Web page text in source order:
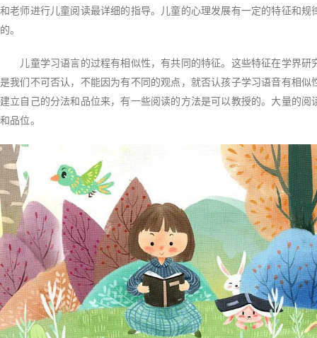
和老师进行儿童阅读最详细的指导。儿童的心理发展有一定的特征和规
的。
儿童学习语言的过程有相似性，有共同的特征。这些特征在学界研
是我们不可否认，不能因为有不同的观点，就否认孩子学习语音有相似
建立自己的分法和品位来，有一些阅读的方法是可以教授的。大量的阅
和品位。